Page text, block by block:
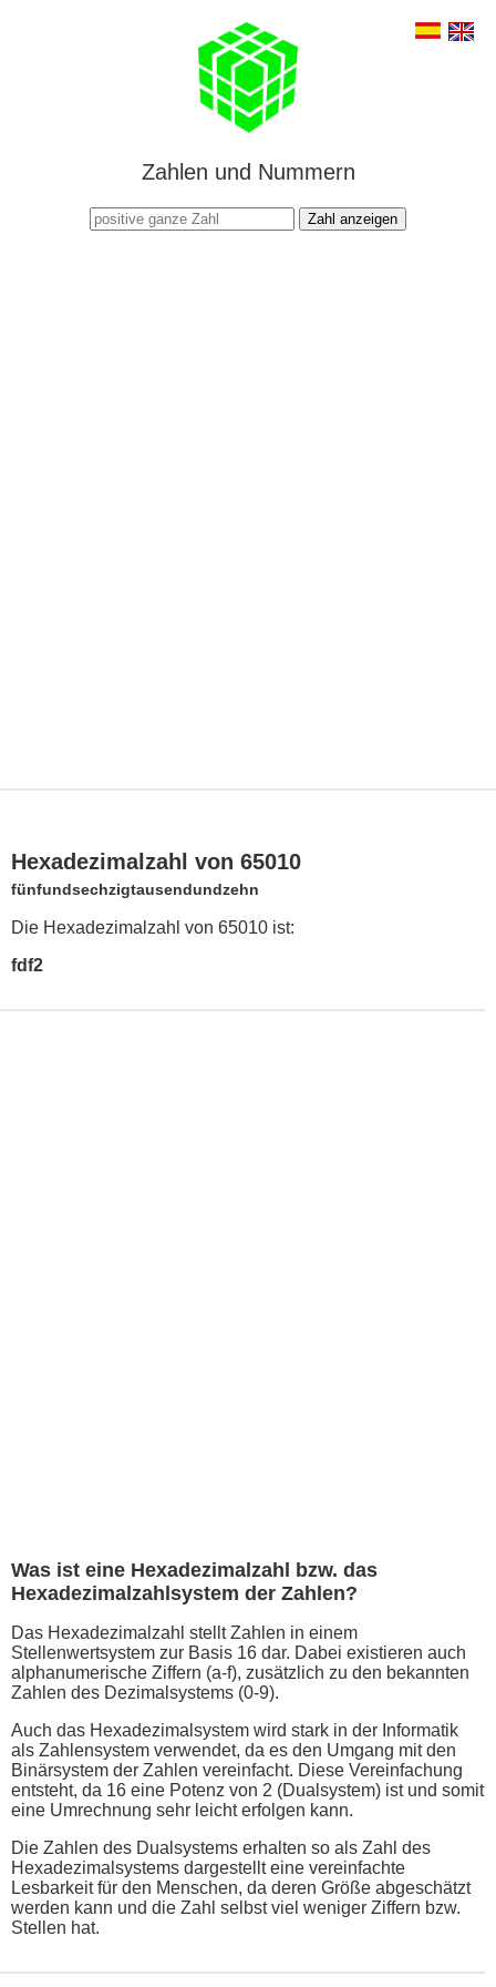
Zahlen und Nummern
Zahl anzeigen
Hexadezimalzahl von 65010
fünfundsechzigtausendundzehn
Die Hexadezimalzahl von 65010 ist:
fdf2
Was ist eine Hexadezimalzahl bzw. das
Hexadezimalzahlsystem der Zahlen?
Das Hexadezimalzahl stellt Zahlen in einem
Stellenwertsystem zur Basis 16 dar. Dabei existieren auch
alphanumerische Ziffern (a-f), zusätzlich zu den bekannten
Zahlen des Dezimalsystems (0-9).
Auch das Hexadezimalsystem wird stark in der Informatik
als Zahlensystem verwendet, da es den Umgang mit den
Binärsystem der Zahlen vereinfacht. Diese Vereinfachung
entsteht, da 16 eine Potenz von 2 (Dualsystem) ist und somit
eine Umrechnung sehr leicht erfolgen kann.
Die Zahlen des Dualsystems erhalten so als Zahl des
Hexadezimalsystems dargestellt eine vereinfachte
Lesbarkeit für den Menschen, da deren Größe abgeschätzt
werden kann und die Zahl selbst viel weniger Ziffern bzw.
Stellen hat.